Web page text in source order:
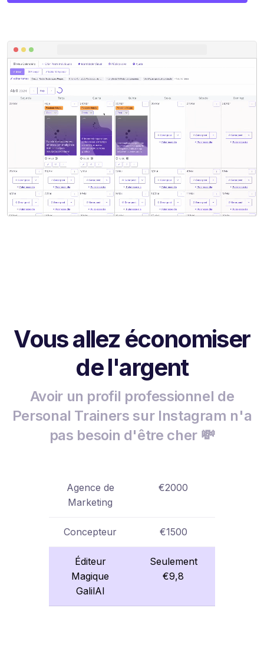
Vous allez économiser
de l'argent
Avoir un profil professionnel de
Personal Trainers sur Instagram n'a
pas besoin d'être cher 💸
Agence de
Marketing
€2000
Concepteur €1500
Éditeur
Magique
GalilAI
Seulement
€9,8